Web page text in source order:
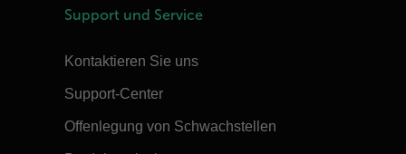
Support und Service
Kontaktieren Sie uns
Support-Center
Offenlegung von Schwachstellen